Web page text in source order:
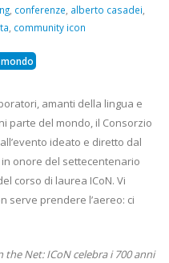
conferenze alberto casadei
community icon
amanti della lingua e
parte del mondo, il Consorzio
ideato e diretto dal
onore del settecentenario
corso di laurea ICoN. Vi
serve prendere l’aereo: ci
the Net: ICoN celebra i 700 anni